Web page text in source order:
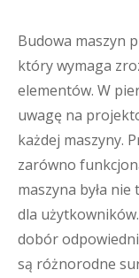
Budowa maszyn
który wymaga
elementów. W
uwagę na
każdej maszyny.
zarówno
maszyna była
dla
dobór
są różnorodne